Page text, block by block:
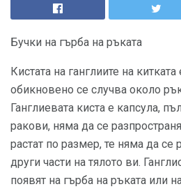
Бучки на гърба на ръката
Кистата на ганглиите на китката
обикновено се случва около
Ганглиевата киста е капсула,
ракови, няма да се
растат по размер, те няма да се
други части на тялото ви.
появят на гърба на ръката или